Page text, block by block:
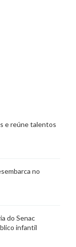
e reúne talentos
no
do Senac
infantil